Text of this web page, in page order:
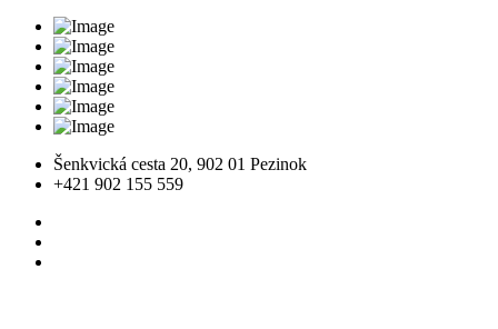
Šenkvická cesta 20, 902 01 Pezinok
+421 902 155 559